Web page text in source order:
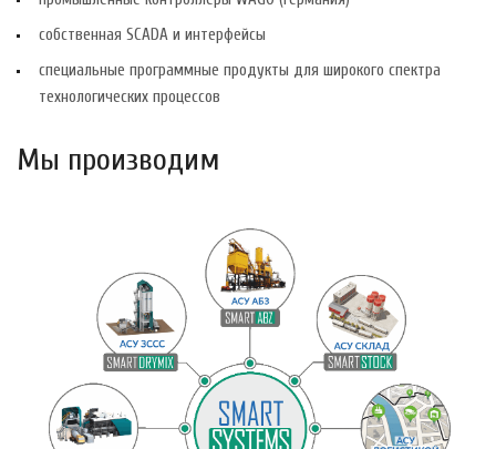
собственная SCADA и интерфейсы
специальные программные продукты для широкого спектра
технологических процессов
Мы производим